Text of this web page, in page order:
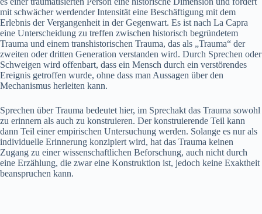
mit schwächer werdender Intensität eine Beschäftigung mit dem
Erlebnis der Vergangenheit in der Gegenwart. Es ist nach La Capra
eine Unterscheidung zu treffen zwischen historisch begründetem
Trauma und einem transhistorischen Trauma, das als „Trauma“ der
zweiten oder dritten Generation verstanden wird. Durch Sprechen oder
Schweigen wird offenbart, dass ein Mensch durch ein verstörendes
Ereignis getroffen wurde, ohne dass man Aussagen über den
Mechanismus herleiten kann.
Sprechen über Trauma bedeutet hier, im Sprechakt das Trauma sowohl
zu erinnern als auch zu konstruieren. Der konstruierende Teil kann
dann Teil einer empirischen Untersuchung werden. Solange es nur als
individuelle Erinnerung konzipiert wird, hat das Trauma keinen
Zugang zu einer wissenschaftlichen Beforschung, auch nicht durch
eine Erzählung, die zwar eine Konstruktion ist, jedoch keine Exaktheit
beanspruchen kann.